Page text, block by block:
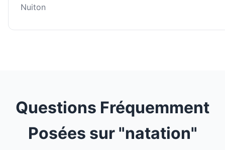
Nuiton
Questions Fréquemment
Posées sur "natation"